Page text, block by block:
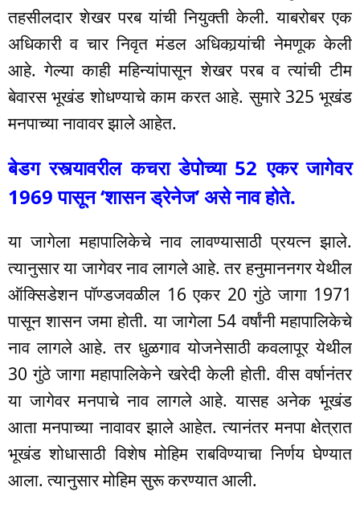
तहसीलदार शेखर परब यांची नियुक्ती केली. याबरोबर एक
अधिकारी व चार निवृत मंडल अधिकार्‍यांची नेमणूक केली
आहे. गेल्या काही महिन्यांपासून शेखर परब व त्यांची टीम
बेवारस भूखंड शोधण्याचे काम करत आहे. सुमारे 325 भूखंड
मनपाच्या नावावर झाले आहेत.
बेडग रस्त्यावरील कचरा डेपोच्या 52 एकर जागेवर
1969 पासून ‘शासन ड्रेनेज’ असे नाव होते.
या जागेला महापालिकेचे नाव लावण्यासाठी प्रयत्न झाले.
त्यानुसार या जागेवर नाव लागले आहे. तर हनुमाननगर येथील
ऑक्सिडेशन पॉण्डजवळील 16 एकर 20 गुंठे जागा 1971
पासून शासन जमा होती. या जागेला 54 वर्षांनी महापालिकेचे
नाव लागले आहे. तर धुळगाव योजनेसाठी कवलापूर येथील
30 गुंठे जागा महापालिकेने खरेदी केली होती. वीस वर्षानंतर
या जागेवर मनपाचे नाव लागले आहे. यासह अनेक भूखंड
आता मनपाच्या नावावर झाले आहेत. त्यानंतर मनपा क्षेत्रात
भूखंड शोधासाठी विशेष मोहिम राबविण्याचा निर्णय घेण्यात
आला. त्यानुसार मोहिम सुरू करण्यात आली.